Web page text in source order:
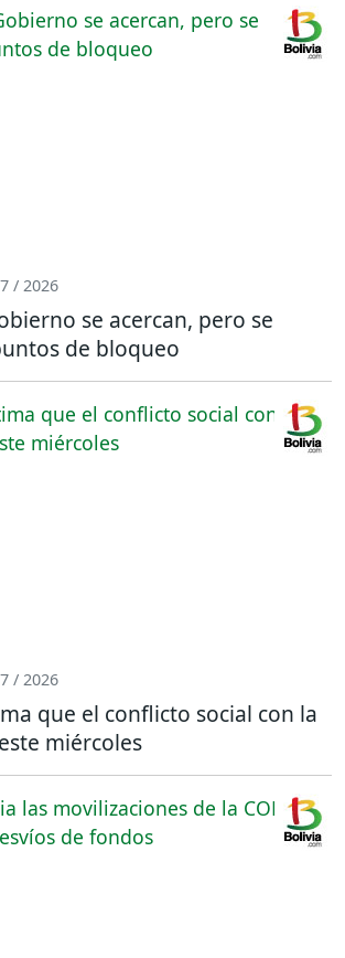
/ 2026
se acercan, pero se
de bloqueo
/ 2026
que el conflicto social con la
miércoles